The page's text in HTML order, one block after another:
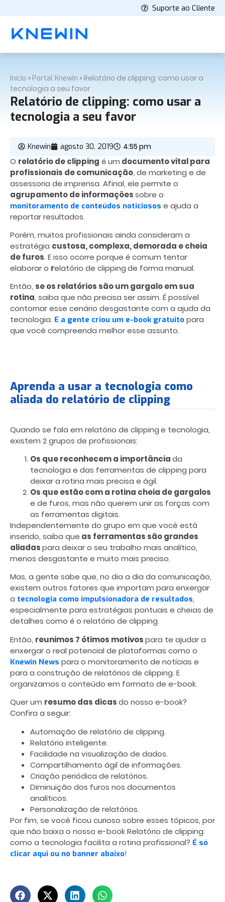
Suporte ao Cliente
Início » Portal Knewin »Relatório de clipping: como usar a
tecnologia a seu favor
Relatório de clipping: como usar a
tecnologia a seu favor
Knewin agosto 30, 2019 4:55 pm
O relatório de clipping é um documento vital para
profissionais de comunicação, de marketing e de
assessoria de imprensa. Afinal, ele permite o
agrupamento de informaçõessobre o
monitoramento de conteúdos noticiosos e ajuda a
reportar resultados.
Porém, muitos profissionais ainda consideram a
estratégia custosa, complexa, demorada e cheia
de furos. E isso ocorre porque é comum tentar
elaborar o relatório de clippingde forma manual.
Então, se os relatórios são um gargalo em sua
rotina, saiba que não precisa ser assim. É possível
contornar esse cenário desgastante com a ajuda da
tecnologia. E a gente criou um e-book gratuito para
que você compreenda melhor esse assunto.
Aprenda a usar a tecnologia como
aliada do relatório de clipping
Quando se fala em relatório de clippinge tecnologia,
existem 2 grupos de profissionais:
Os que reconhecem a importânciada
tecnologia e das ferramentas de clipping para
deixar a rotina mais precisa e ágil.
Os que estão com a rotina cheia de gargalos
e de furos, mas não querem unir as forças com
as ferramentas digitais.
Independentemente do grupo em que você está
inserido, saiba que as ferramentas são grandes
aliadaspara deixar o seu trabalho mais analítico,
menos desgastante e muito mais preciso.
Mas, a gente sabe que, no dia a dia da comunicação,
existem outros fatores que importam para enxergar
a tecnologia como impulsionadora de resultados,
especialmente para estratégias pontuais e cheias de
detalhes como é o relatório de clipping.
Então, reunimos 7 ótimos motivospara te ajudar a
enxergar o real potencial de plataformas como o
Knewin News para o monitoramento de notícias e
para a construção de relatórios de clipping. E
organizamos o conteúdo em formato de e-book.
Quer um resumo das dicasdo nosso e-book?
Confira a seguir:
Automação de relatório de clipping.
Relatório inteligente.
Facilidade na visualização de dados.
Compartilhamento ágil de informações.
Criação periódica de relatórios.
Diminuição dos furos nos documentos
analíticos.
Personalização de relatórios.
Por fim, se você ficou curioso sobre esses tópicos, por
que não baixa o nosso e-book Relatório de clipping:
como a tecnologia facilita a rotina profissional? É só
clicar aqui ou no banner abaixo!